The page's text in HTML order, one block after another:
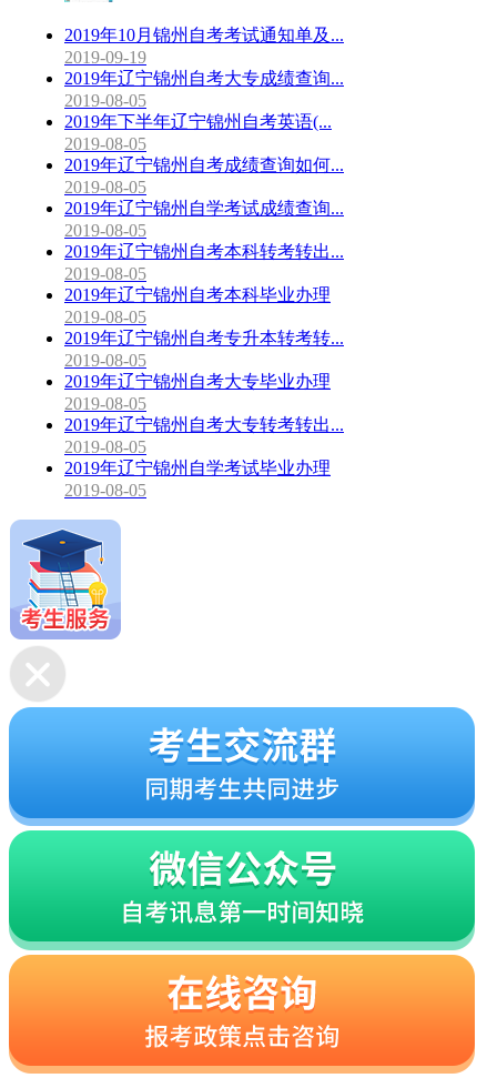
2019年10月锦州自考考试通知单及...
2019-09-19
2019年辽宁锦州自考大专成绩查询...
2019-08-05
2019年下半年辽宁锦州自考英语(...
2019-08-05
2019年辽宁锦州自考成绩查询如何...
2019-08-05
2019年辽宁锦州自学考试成绩查询...
2019-08-05
2019年辽宁锦州自考本科转考转出...
2019-08-05
2019年辽宁锦州自考本科毕业办理
2019-08-05
2019年辽宁锦州自考专升本转考转...
2019-08-05
2019年辽宁锦州自考大专毕业办理
2019-08-05
2019年辽宁锦州自考大专转考转出...
2019-08-05
2019年辽宁锦州自学考试毕业办理
2019-08-05